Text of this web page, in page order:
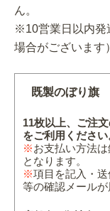
ん。
※10営業日以内発
場合がございます）